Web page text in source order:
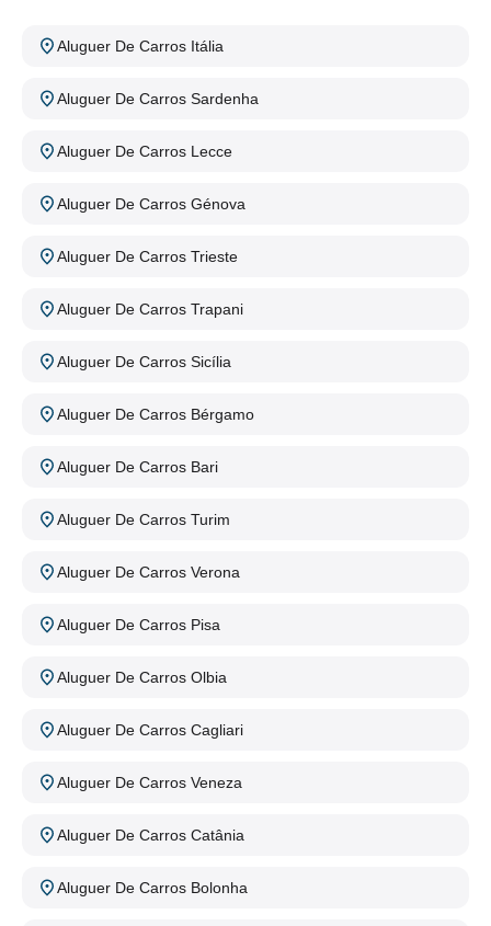
Aluguer De Carros Itália
Aluguer De Carros Sardenha
Aluguer De Carros Lecce
Aluguer De Carros Génova
Aluguer De Carros Trieste
Aluguer De Carros Trapani
Aluguer De Carros Sicília
Aluguer De Carros Bérgamo
Aluguer De Carros Bari
Aluguer De Carros Turim
Aluguer De Carros Verona
Aluguer De Carros Pisa
Aluguer De Carros Olbia
Aluguer De Carros Cagliari
Aluguer De Carros Veneza
Aluguer De Carros Catânia
Aluguer De Carros Bolonha